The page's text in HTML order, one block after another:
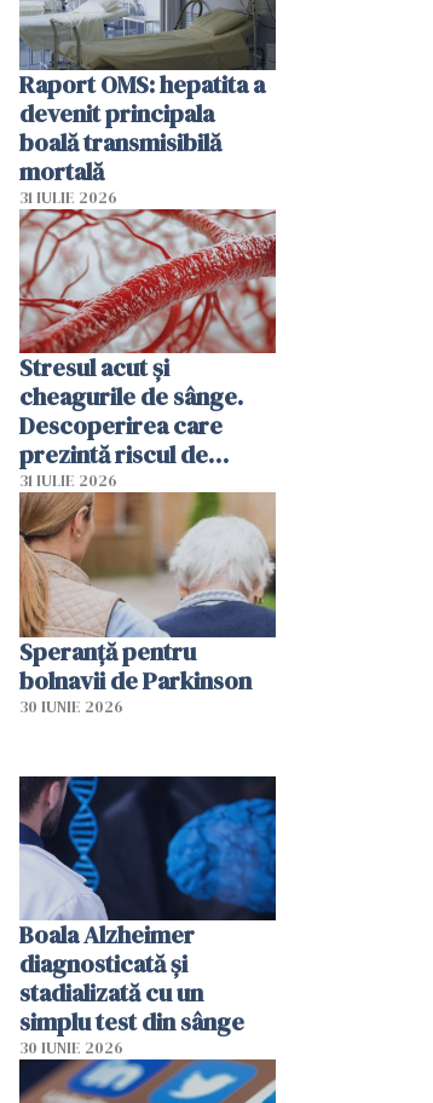
Raport OMS: hepatita a
devenit principala
boală transmisibilă
mortală
31 IULIE 2026
Stresul acut și
cheagurile de sânge.
Descoperirea care
prezintă riscul de
infarct
31 IULIE 2026
Speranță pentru
bolnavii de Parkinson
30 IUNIE 2026
Boala Alzheimer
diagnosticată și
stadializată cu un
simplu test din sânge
30 IUNIE 2026